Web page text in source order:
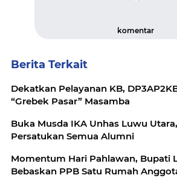
komentar
Berita Terkait
Dekatkan Pelayanan KB,
“Grebek Pasar” Masamba
Buka Musda IKA Unhas Luwu
Persatukan Semua Alumni
Momentum Hari Pahlawan, Bupati
Bebaskan PPB Satu Rumah